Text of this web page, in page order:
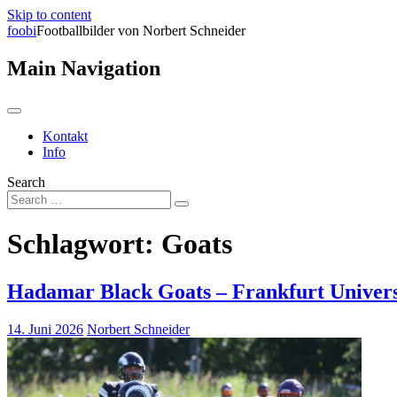
Skip to content
foobiFootballbilder von Norbert Schneider
Main Navigation
Kontakt
Info
Search
Schlagwort: Goats
Hadamar Black Goats – Frankfurt
14. Juni 2026 Norbert Schneider